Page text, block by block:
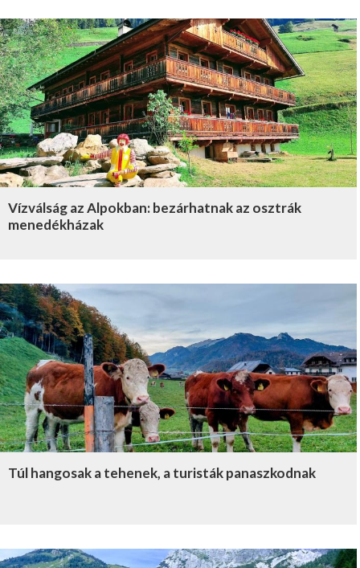
Vízválság az Alpokban: bezárhatnak az osztrák
menedékházak
Túl hangosak a tehenek, a turisták panaszkodnak